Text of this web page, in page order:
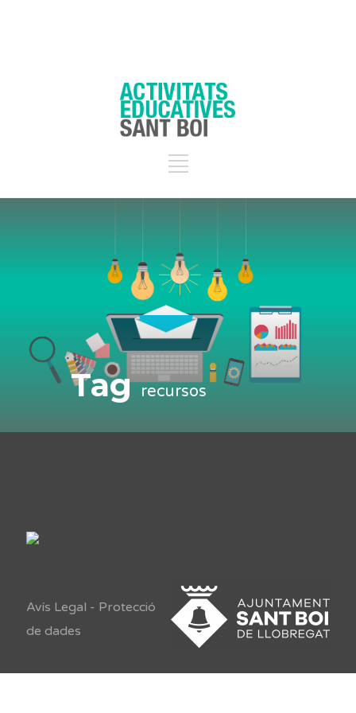
Tagrecursos
Avís Legal - Protecció
de dades